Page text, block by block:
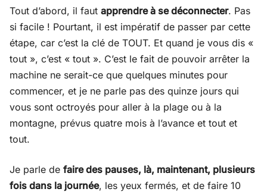
Tout d’abord, il faut apprendre à se déconnecter. Pas
si facile ! Pourtant, il est impératif de passer par cette
étape, car c’est la clé de TOUT. Et quand je vous dis «
tout », c’est « tout ». C’est le fait de pouvoir arrêter la
machine ne serait-ce que quelques minutes pour
commencer, et je ne parle pas des quinze jours qui
vous sont octroyés pour aller à la plage ou à la
montagne, prévus quatre mois à l’avance et tout et
tout.
Je parle de faire des pauses, là, maintenant, plusieurs
fois dans la journée, les yeux fermés, et de faire 10